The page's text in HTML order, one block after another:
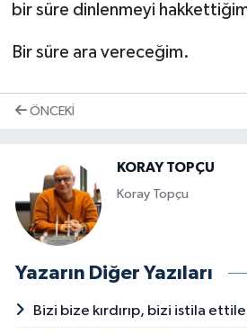
bir süre dinlenmeyi
Bir süre ara vereceğim.
ÖNCEKI
KORAY TOPÇU
Koray Topçu
Yazarın Diğer Yazıları
Bizi bize kırdırıp, bizi istila